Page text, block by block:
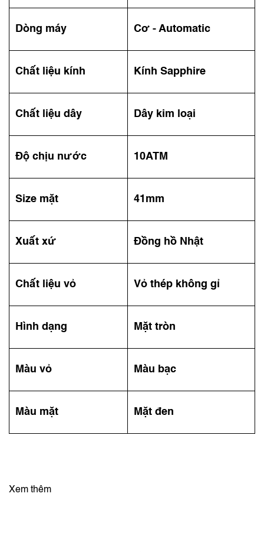
Dòng máy Cơ - Automatic
Chất liệu kính Kính Sapphire
Chất liệu dây Dây kim loại
Độ chịu nước 10ATM
Size mặt 41mm
Xuất xứ Đồng hồ Nhật
Chất liệu vỏ Vỏ thép không gỉ
Hình dạng Mặt tròn
Màu vỏ Màu bạc
Màu mặt Mặt đen
Xem thêm